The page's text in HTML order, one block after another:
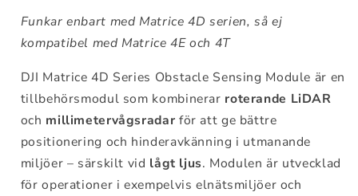
Funkar enbart med Matrice 4D serien, så ej
kompatibel med Matrice 4E och 4T
DJI Matrice 4D Series Obstacle Sensing Module är en
tillbehörsmodul som kombinerar roterande LiDAR
och millimetervågsradar för att ge bättre
positionering och hinderavkänning i utmanande
miljöer – särskilt vid lågt ljus. Modulen är utvecklad
för operationer i exempelvis elnätsmiljöer och